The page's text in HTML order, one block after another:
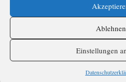
Ablehnen
Einstellungen
28